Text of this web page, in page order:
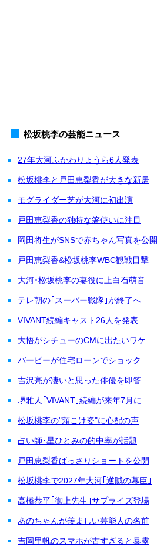
松坂桃李の芸能ニュース
27年大河ふかわりょうら6人発表
松坂桃李と戸田恵梨香が大きな新居
モグライダー芝が大河に初出演
戸田恵梨香の独特な箸使いに注目
岡田将生がSNSで赤ちゃん写真を公開
戸田恵梨香&松坂桃李WBC観戦目撃
大河･松坂桃李の妻役に上白石萌音
テレ朝の｢スーパー戦隊｣が終了へ
VIVANT続編キャスト26人を発表
大悟がシチューのCMに出たいワケ
バービーが住宅ローンでショック
吉沢亮が凄いと思った俳優を即答
堺雅人｢VIVANT｣続編が来年7月に
松坂桃李の"頬こけ姿"に心配の声
占い師･星ひとみの的中率が話題
戸田恵梨香ばっさりショートを公開
松坂桃李で2027年大河｢逆賊の幕臣｣
高橋恭平｢御上先生｣サプライズ登場
あのちゃんが羨ましい芸能人の名前
吉岡里帆のスマホが古すぎると暴露